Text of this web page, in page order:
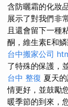
含防曬霜的化妝
展示了對我們非
且還會留下一種
酮，維生素E和
台中搬家公司
了特殊的保護，
台中 整復 夏天
情更好，並鼓勵
暖季節的到來，